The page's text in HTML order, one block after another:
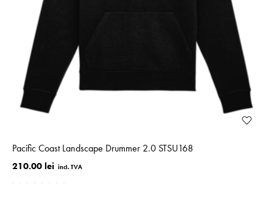
Pacific Coast Landscape Drummer 2.0 STSU168
210.00 lei